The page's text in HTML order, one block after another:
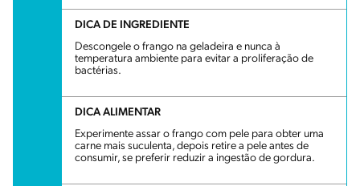
DICA DE INGREDIENTE
Descongele o frango na geladeira e nunca à
temperatura ambiente para evitar a proliferação de
bactérias.
DICA ALIMENTAR
Experimente assar o frango com pele para obter uma
carne mais suculenta, depois retire a pele antes de
consumir, se preferir reduzir a ingestão de gordura.